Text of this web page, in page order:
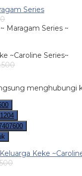
Series
Maragam Series ~
~Caroline Series~
menghubungi
Keke